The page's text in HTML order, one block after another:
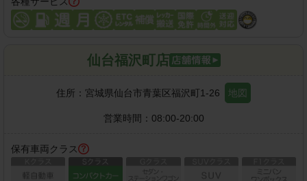
仙台福沢町店
住所： 宮城県仙台市青葉区福沢町1-26 地図
営業時間： 08:00-20:00
保有車両クラス